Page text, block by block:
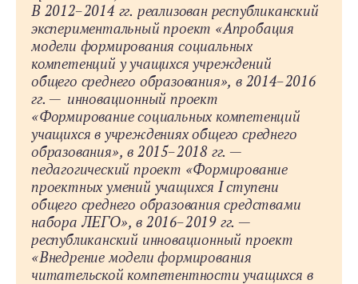
В 2012–2014 гг. реализован республиканский
экспериментальный проект «Апробация
модели формирования социальных
компетенций у учащихся учреждений
общего среднего образования», в 2014–2016
гг. — инновационный проект
«Формирование социальных компетенций
учащихся в учреждениях общего среднего
образования», в 2015–2018 гг. —
педагогический проект «Формирование
проектных умений учащихся I ступени
общего среднего образования средствами
набора ЛЕГО», в 2016–2019 гг. —
республиканский инновационный проект
«Внедрение модели формирования
читательской компетентности учащихся в